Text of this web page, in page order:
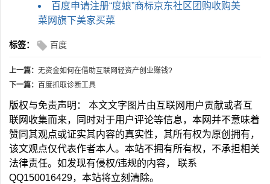
百度申请注册“度娘”商标京东社区团购收购美
菜网旗下美家买菜
标签： 百度
上一篇： 无资金如何在借助互联网轻资产创业赚钱?
下一篇：
百度抓取诊断工具
版权与免责声明： 本文文字图片由互联网用户贡献或者互
联网收集而来，同时对于用户评论等信息，本网并不意味着
赞同其观点或证实其内容的真实性，其所有权为原创拥有，
该文观点仅代表作者本人。本站不拥有所有权，不承担相关
法律责任。如发现有侵权/违规的内容， 联系
QQ150016429，本站将立刻清除。